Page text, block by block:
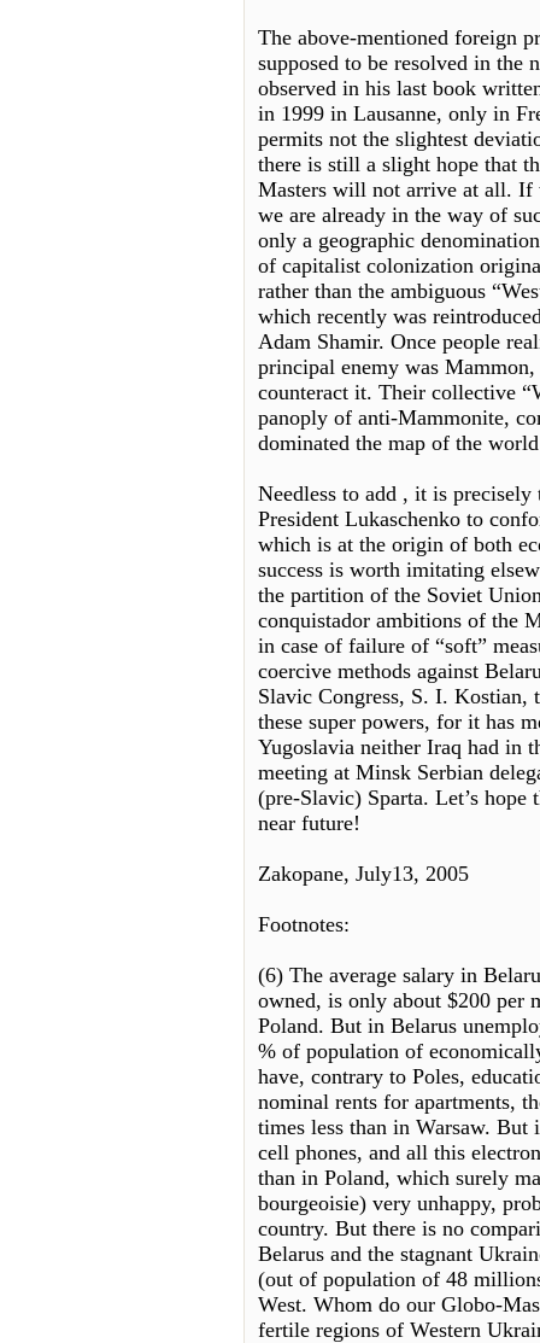
The above-mentioned foreign
supposed to be resolved in the
observed in his last book
in 1999 in Lausanne, only in
permits not the slightest
there is still a slight hope that
Masters will not arrive at all. If
we are already in the way of
only a geographic
of capitalist colonization
rather than the ambiguous
which recently was
Adam Shamir. Once people
principal enemy was
counteract it. Their collective
panoply of anti-Mammonite,
dominated the map of the
Needless to add , it is
President Lukaschenko to
which is at the origin of both
success is worth imitating
the partition of the Soviet
conquistador ambitions of the
in case of failure of “soft”
coercive methods against
Slavic Congress, S. I. Kostian,
these super powers, for it has
Yugoslavia neither Iraq had in
meeting at Minsk Serbian
(pre-Slavic) Sparta. Let’s
near future!
Zakopane, July13, 2005
Footnotes:
(6) The average salary in
owned, is only about $200 per
Poland. But in Belarus
% of population of
have, contrary to Poles,
nominal rents for apartments,
times less than in Warsaw. But
cell phones, and all this
than in Poland, which surely
bourgeoisie) very unhappy,
country. But there is no
Belarus and the stagnant
(out of population of 48
West. Whom do our Globo-
fertile regions of Western